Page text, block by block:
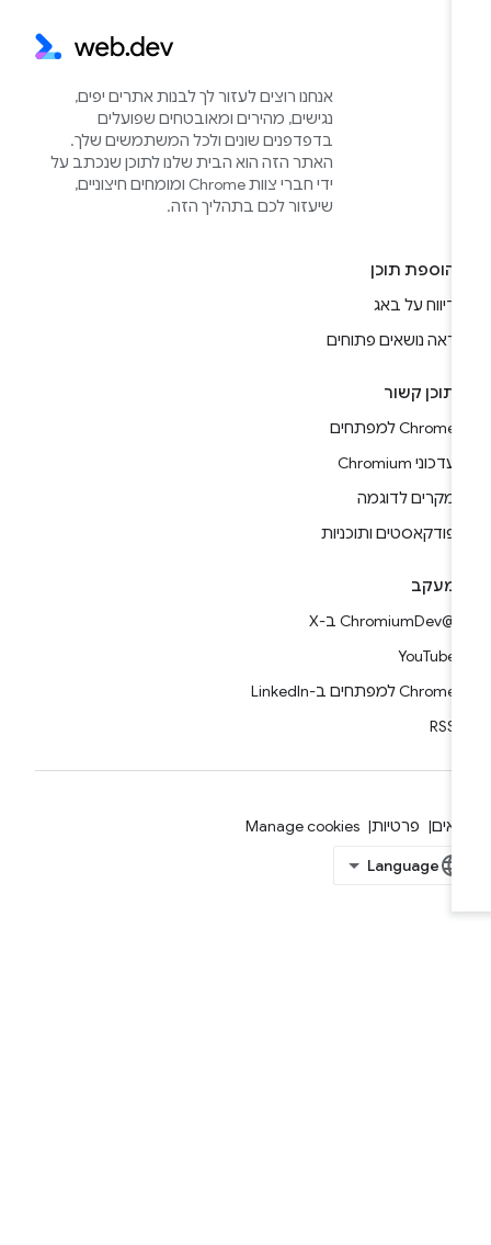
אנחנו רוצים לעזור לך לבנות אתרים יפים,
נגישים, מהירים ומאובטחים שפועלים
בדפדפנים שונים ולכל המשתמשים שלך.
האתר הזה הוא הבית שלנו לתוכן שנכתב על
ידי חברי צוות Chrome ומומחים חיצוניים,
שיעזור לכם בתהליך הזה.
הוספת תוכן
דיווח על באג
ראה נושאים פתוחים
תוכן קשור
Chrome למפתחים
עדכוני Chromium
מקרים לדוגמה
פודקאסטים ותוכניות
מעקב
YouTube
Chrome למפתחים ב-LinkedIn
פרטיות Manage cookies